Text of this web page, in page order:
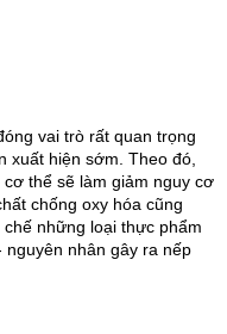
vai trò rất quan trọng
xuất hiện sớm. Theo đó,
thể sẽ làm giảm nguy cơ
chống oxy hóa cũng
những loại thực phẩm
nhân gây ra nếp